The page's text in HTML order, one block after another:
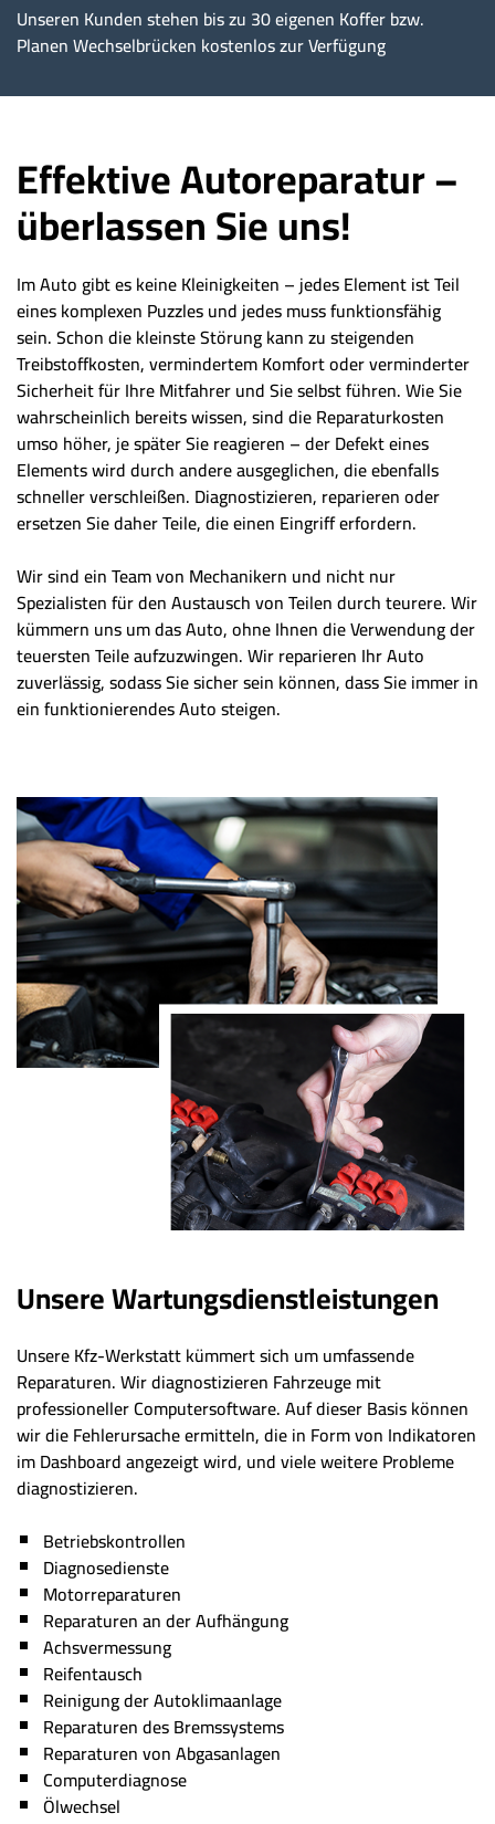
Unseren Kunden stehen bis zu 30 eigenen Koffer bzw.
Planen Wechselbrücken kostenlos zur Verfügung
Effektive Autoreparatur –
überlassen Sie uns!
Im Auto gibt es keine Kleinigkeiten – jedes Element ist Teil
eines komplexen Puzzles und jedes muss funktionsfähig
sein. Schon die kleinste Störung kann zu steigenden
Treibstoffkosten, vermindertem Komfort oder verminderter
Sicherheit für Ihre Mitfahrer und Sie selbst führen. Wie Sie
wahrscheinlich bereits wissen, sind die Reparaturkosten
umso höher, je später Sie reagieren – der Defekt eines
Elements wird durch andere ausgeglichen, die ebenfalls
schneller verschleißen. Diagnostizieren, reparieren oder
ersetzen Sie daher Teile, die einen Eingriff erfordern.
Wir sind ein Team von Mechanikern und nicht nur
Spezialisten für den Austausch von Teilen durch teurere. Wir
kümmern uns um das Auto, ohne Ihnen die Verwendung der
teuersten Teile aufzuzwingen. Wir reparieren Ihr Auto
zuverlässig, sodass Sie sicher sein können, dass Sie immer in
ein funktionierendes Auto steigen.
Unsere Wartungsdienstleistungen
Unsere Kfz-Werkstatt kümmert sich um umfassende
Reparaturen. Wir diagnostizieren Fahrzeuge mit
professioneller Computersoftware. Auf dieser Basis können
wir die Fehlerursache ermitteln, die in Form von Indikatoren
im Dashboard angezeigt wird, und viele weitere Probleme
diagnostizieren.
Betriebskontrollen
Diagnosedienste
Motorreparaturen
Reparaturen an der Aufhängung
Achsvermessung
Reifentausch
Reinigung der Autoklimaanlage
Reparaturen des Bremssystems
Reparaturen von Abgasanlagen
Computerdiagnose
Ölwechsel